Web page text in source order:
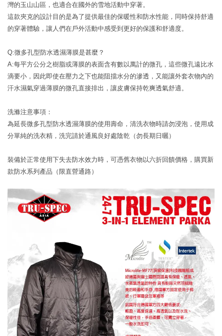
灣的玉山山區，也適合在國外的雪地活動中穿著。
這款夾克的設計目的是為了提供最佳的保暖性和防水性能，同時保持舒適
的穿著體驗，讓人們在戶外活動中感受到更好的保護和舒適度。
Q:微多孔型防水透濕薄膜是甚麼？
A:每平方公分之樹脂或薄膜的表面含有數以萬計的微孔，這些微孔遠比水
滴要小，因此即使在壓力之下也能阻擋水分的滲透，又能讓外套衣物內的
汗水濕氣穿過薄膜的微孔直接排出，讓皮膚保持乾爽透氣舒適。
洗滌注意事項：
為延長微多孔型防水透濕薄膜的使用壽命，清洗衣物時請勿浸泡，使用成
分單純的洗衣精，洗完請於通風良好處陰乾（勿長期日曬）
裝備於正常使用下失去防水效力時，可憑舊衣物以六折回饋價格，購買新
款防水系列產品（限直營通路）